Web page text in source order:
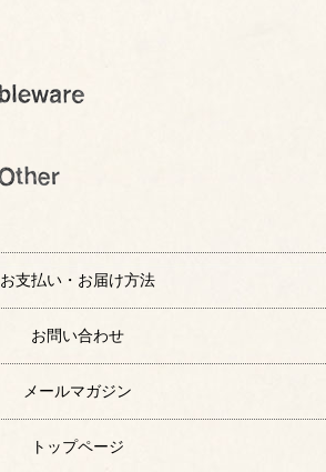
お支払い・お届け方法
お問い合わせ
メールマガジン
トップページ